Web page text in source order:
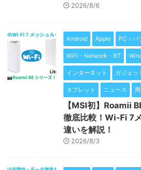
2026/8/6
Android Apple PC・パ
WiFi・Network・BT
インターネット ガジェッ
タブレット ニュース
【MSI初】Roamii
徹底比較！Wi-Fi 7
違いを解説！
2026/8/3